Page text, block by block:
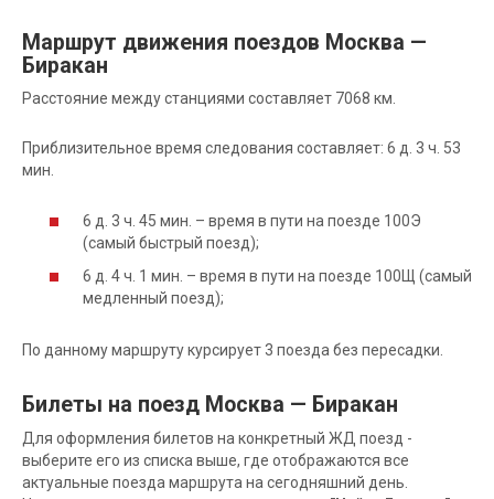
Маршрут движения поездов Москва —
Биракан
Расстояние между станциями составляет 7068 км.
Приблизительное время следования составляет: 6 д. 3 ч. 53
мин.
6 д. 3 ч. 45 мин. – время в пути на поезде 100Э
(самый быстрый поезд);
6 д. 4 ч. 1 мин. – время в пути на поезде 100Щ (самый
медленный поезд);
По данному маршруту курсирует 3 поезда без пересадки.
Билеты на поезд Москва — Биракан
Для оформления билетов на конкретный ЖД поезд -
выберите его из списка выше, где отображаются все
актуальные поезда маршрута на сегодняшний день.